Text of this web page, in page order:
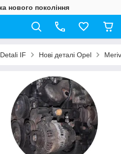
нового покоління
Detali IF Нові деталі Opel